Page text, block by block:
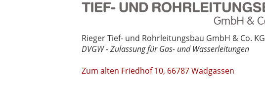
Rieger Tief- und Rohrleitungsbau GmbH & Co. KG
DVGW - Zulassung für Gas- und Wasserleitungen
Zum alten Friedhof 10, 66787 Wadgassen